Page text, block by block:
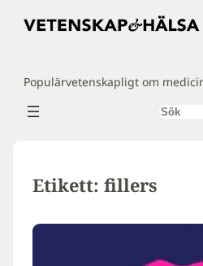
Hoppa
Populärvetenskapligt om
Sök
Etikett: fillers